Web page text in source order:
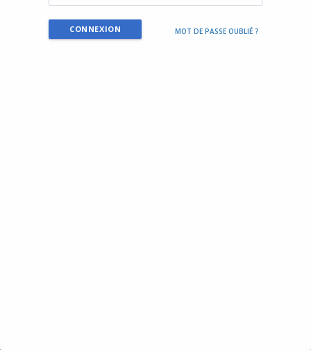
MOT DE PASSE OUBLIÉ ?